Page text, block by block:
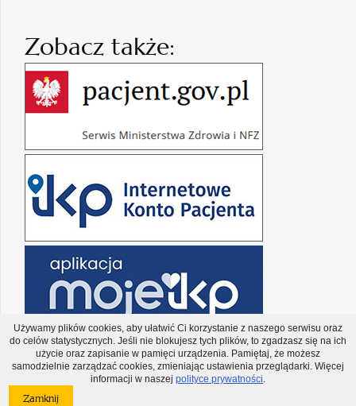
Używamy plików cookies, aby ułatwić Ci korzystanie z naszego serwisu oraz
do celów statystycznych. Jeśli nie blokujesz tych plików, to zgadzasz się na ich
użycie oraz zapisanie w pamięci urządzenia. Pamiętaj, że możesz
samodzielnie zarządzać cookies, zmieniając ustawienia przeglądarki. Więcej
informacji w naszej polityce prywatności.
Zobacz także: